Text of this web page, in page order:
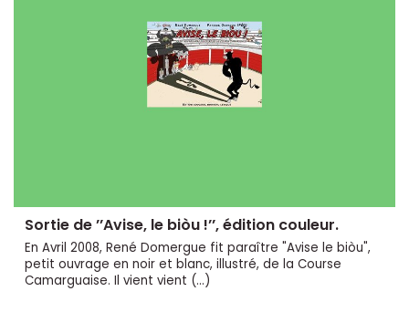
Sortie de ’’Avise, le biòu !’’, édition couleur.
En Avril 2008, René Domergue fit paraître "Avise le biòu",
petit ouvrage en noir et blanc, illustré, de la Course
Camarguaise. Il vient vient (…)